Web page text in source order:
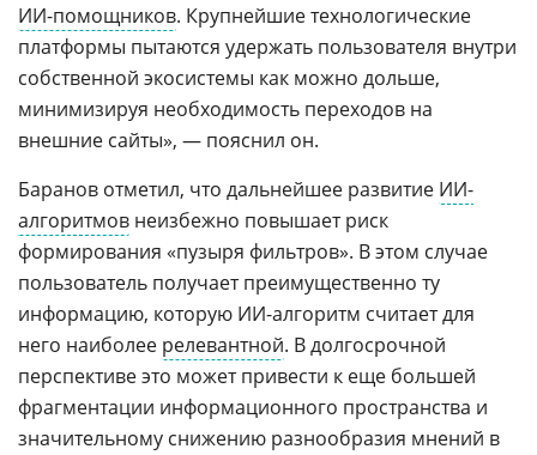
ИИ-помощников. Крупнейшие технологические
платформы пытаются удержать пользователя внутри
собственной экосистемы как можно дольше,
минимизируя необходимость переходов на
внешние сайты», — пояснил он.
Баранов отметил, что дальнейшее развитие ИИ-
алгоритмов неизбежно повышает риск
формирования «пузыря фильтров». В этом случае
пользователь получает преимущественно ту
информацию, которую ИИ-алгоритм считает для
него наиболее релевантной. В долгосрочной
перспективе это может привести к еще большей
фрагментации информационного пространства и
значительному снижению разнообразия мнений в